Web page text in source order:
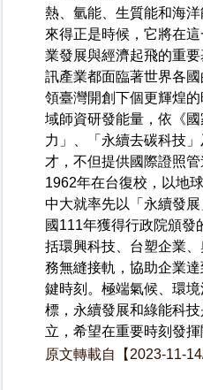
熱、氫能、生質能和海
來得正是時候，它將在
業發展與經濟起飛的重
訊產業都面臨著世界各
領臺灣開創下個更輝煌
域師資研發能量，依《
力」、「永續去碳科技
才，不但提供國際證照
1962年在台復校，以地
中大就率先以「永續發
國111年獲得行政院頒
括環興科技、台塑企業
務無縫接軌，協助企業
鍵時刻。極端氣候、環
標，永續發展和綠能科
立，希望在重要時刻發
原文轉載自【2023-11-